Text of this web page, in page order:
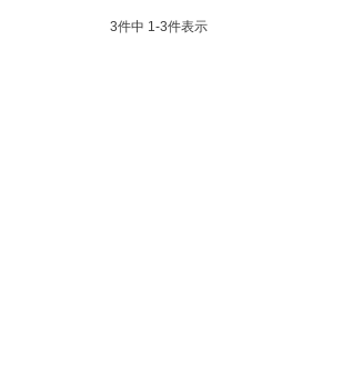
3件中 1 -3件表示